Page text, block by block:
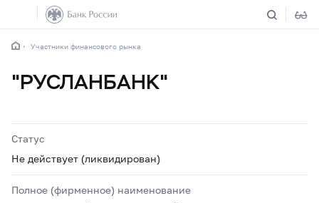
Участники финансового рынка
"РУСЛАНБАНК"
Статус
Не действует (ликвидирован)
Полное (фирменное) наименование